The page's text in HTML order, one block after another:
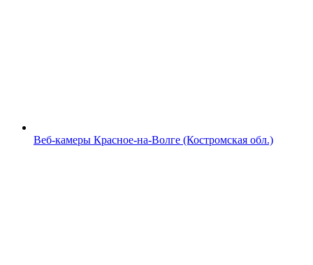
Веб-камеры Красное-на-Волге (Костромская обл.)